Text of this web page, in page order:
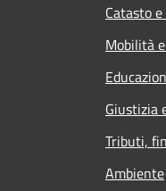
Catasto
Mobilità
Giustizia
Tributi,
Ambiente